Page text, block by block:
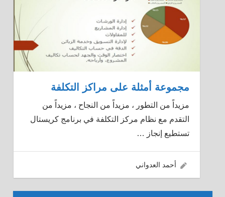
مجموعة أمثلة على مراكز التكلفة
مزيداً من التطور ، مزيداً من النجاح ، مزيداً من
التقدم مع نظام مركز التكلفة في برنامج كريستال
تستطيع إنجاز
…
14/12/2015
أحمد العدواني